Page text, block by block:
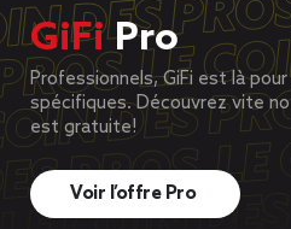
GiFiPro
Professionnels, GiFi est là
spécifiques. Découvrez vite
est gratuite!
Voir l’offre Pro